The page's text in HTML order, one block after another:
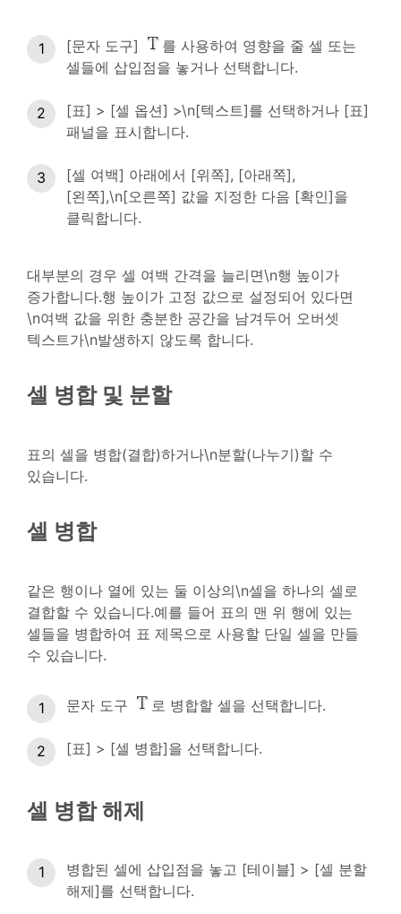
[문자 도구]
를 사용하여 영향을 줄 셀 또는
셀들에 삽입점을 놓거나 선택합니다.
[표] > [셀 옵션] >\n[텍스트]를 선택하거나 [표]
패널을 표시합니다.
[셀 여백] 아래에서 [위쪽], [아래쪽],
[왼쪽],\n[오른쪽] 값을 지정한 다음 [확인]을
클릭합니다.
대부분의 경우 셀 여백 간격을 늘리면\n행 높이가
증가합니다.행 높이가 고정 값으로 설정되어 있다면
\n여백 값을 위한 충분한 공간을 남겨두어 오버셋
텍스트가\n발생하지 않도록 합니다.
셀 병합 및 분할
표의 셀을 병합(결합)하거나\n분할(나누기)할 수
있습니다.
셀 병합
같은 행이나 열에 있는 둘 이상의\n셀을 하나의 셀로
결합할 수 있습니다.예를 들어 표의 맨 위 행에 있는
셀들을 병합하여 표 제목으로 사용할 단일 셀을 만들
수 있습니다.
문자 도구 로 병합할 셀을 선택합니다.
[표] > [셀 병합]을 선택합니다.
셀 병합 해제
병합된 셀에 삽입점을 놓고 [테이블] > [셀 분할
해제]를 선택합니다.